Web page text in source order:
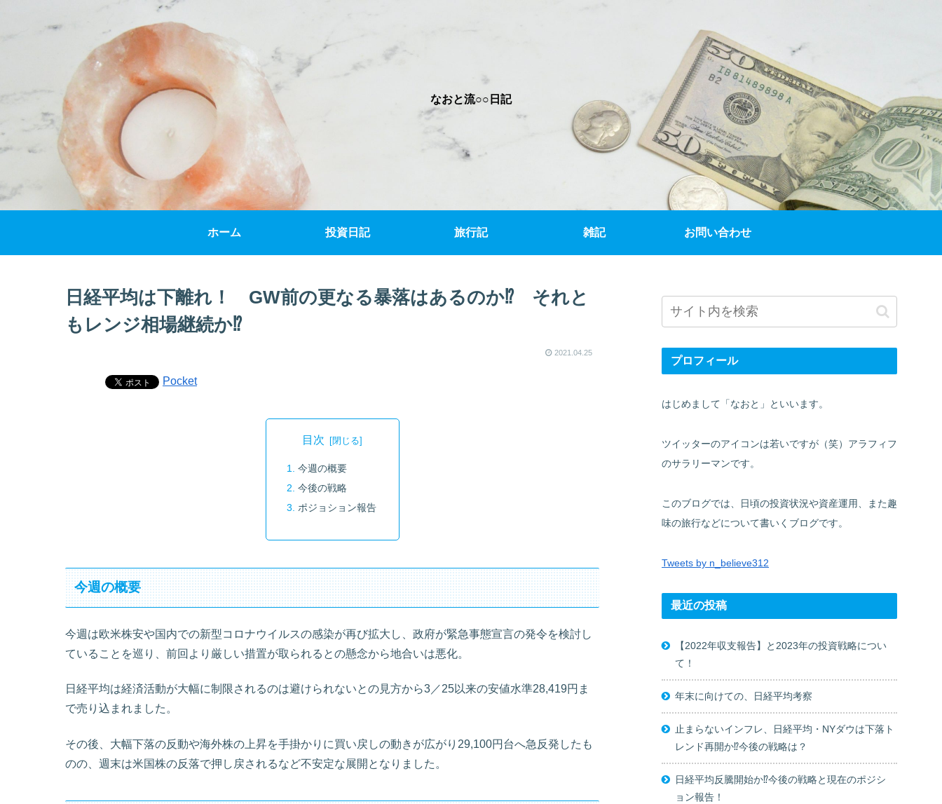
なおと流○○日記
ホーム 投資日記 旅行記 雑記 お問い合わせ
日経平均は下離れ！ GW前の更なる暴落はあるのか⁉ それと
もレンジ相場継続か⁉
2021.04.25
Pocket
目次
今週の概要
今後の戦略
ポジョション報告
今週の概要
今週は欧米株安や国内での新型コロナウイルスの感染が再び拡大し、政府が緊急事態宣言の発令を検討し
ていることを巡り、前回より厳しい措置が取られるとの懸念から地合いは悪化。
日経平均は経済活動が大幅に制限されるのは避けられないとの見方から3／25以来の安値水準28,419円ま
で売り込まれました。
その後、大幅下落の反動や海外株の上昇を手掛かりに買い戻しの動きが広がり29,100円台へ急反発したも
のの、週末は米国株の反落で押し戻されるなど不安定な展開となりました。
プロフィール
はじめまして「なおと」といいます。
ツイッターのアイコンは若いですが（笑）アラフィフ
のサラリーマンです。
このブログでは、日頃の投資状況や資産運用、また趣
味の旅行などについて書いくブログです。
Tweets by n_believe312
最近の投稿
【2022年収支報告】と2023年の投資戦略につい
て！
年末に向けての、日経平均考察
止まらないインフレ、日経平均・NYダウは下落ト
レンド再開か⁉今後の戦略は？
日経平均反騰開始か⁉今後の戦略と現在のポジシ
ョン報告！